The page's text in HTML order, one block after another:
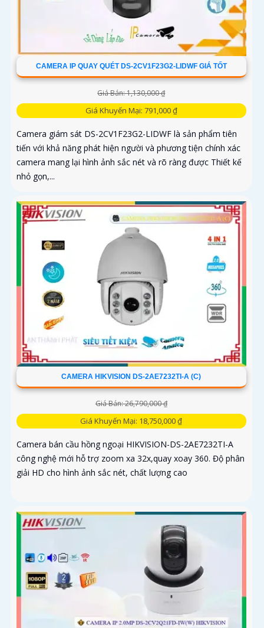
CAMERA IP QUAY QUÉT DS-2CV1F23G2-LIDWF GIÁ TỐT
Giá Bán: 1,130,000 ₫
Giá Khuyến Mại: 791,000 ₫
Camera giám sát DS-2CV1F23G2-LIDWF là sản phẩm tiên
tiến với khả năng phát hiện người và phương tiện chính xác
camera mang lại hình ảnh sắc nét và rõ ràng được Thiết kế
nhỏ gọn,...
CAMERA HIKVISION DS-2AE7232TI-A (C)
Giá Bán: 26,790,000 ₫
Giá Khuyến Mại: 18,750,000 ₫
Camera bán cầu hồng ngoại HIKVISION-DS-2AE7232TI-A
công nghệ mới hỗ trợ zoom xa 32x,quay xoay 360. Độ phân
giải HD cho hình ảnh sắc nét, chất lượng cao